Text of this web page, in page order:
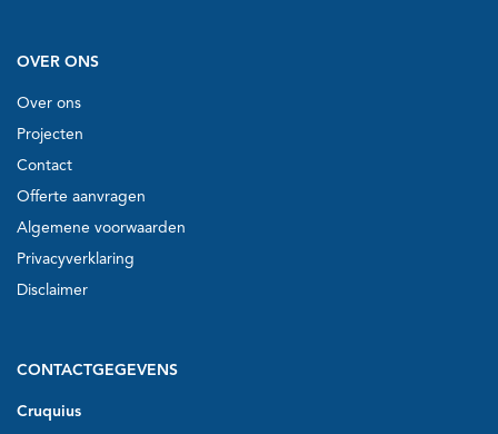
OVER ONS
Over ons
Projecten
Contact
Offerte aanvragen
Algemene voorwaarden
Privacyverklaring
Disclaimer
CONTACTGEGEVENS
Cruquius